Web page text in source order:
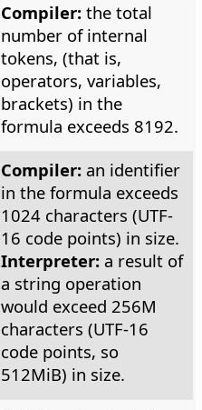
Compiler:the total
number of internal
tokens, (that is,
operators, variables,
brackets) in the
formula exceeds 8192.
Compiler:an identifier
in the formula exceeds
1024 characters (UTF-
16 code points) in size.
Interpreter:a result of
a string operation
would exceed 256M
characters (UTF-16
code points, so
512MiB) in size.